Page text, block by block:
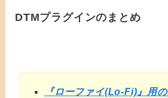
DTMプラグインのまとめ
『ローファイ(Lo-Fi)』用